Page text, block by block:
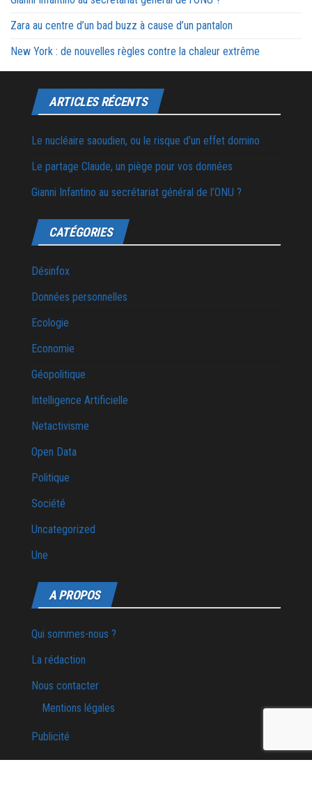
Zara au centre d’un bad buzz à cause d’un pantalon
New York : de nouvelles règles contre la chaleur extrême
ARTICLES RÉCENTS
Le nucléaire saoudien, ou le risque d’un effet domino
Le partage Claude, un piège pour vos données
Gianni Infantino au secrétariat général de l’ONU ?
CATÉGORIES
Désinfox
Données personnelles
Ecologie
Economie
Géopolitique
Intelligence Artificielle
Netactivisme
Open Data
Politique
Société
Uncategorized
Une
A PROPOS
Qui sommes-nous ?
La rédaction
Nous contacter
Mentions légales
Publicité